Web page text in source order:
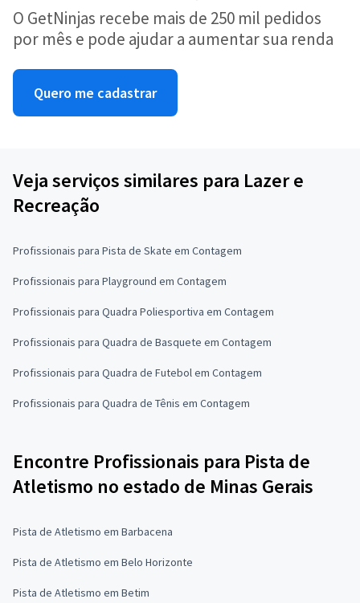
O GetNinjas recebe mais de 250 mil pedidos
por mês e pode ajudar a aumentar sua renda
Quero me cadastrar
Veja serviços similares para Lazer e
Recreação
Profissionais para Pista de Skate em Contagem
Profissionais para Playground em Contagem
Profissionais para Quadra Poliesportiva em Contagem
Profissionais para Quadra de Basquete em Contagem
Profissionais para Quadra de Futebol em Contagem
Profissionais para Quadra de Tênis em Contagem
Encontre Profissionais para Pista de
Atletismo no estado de Minas Gerais
Pista de Atletismo em Barbacena
Pista de Atletismo em Belo Horizonte
Pista de Atletismo em Betim